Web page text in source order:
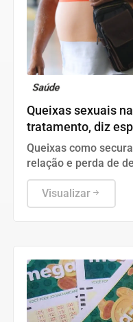
Saúde
Queixas sexuais
tratamento, diz
Queixas como
relação e perda de
e tratadas.
Visualizar